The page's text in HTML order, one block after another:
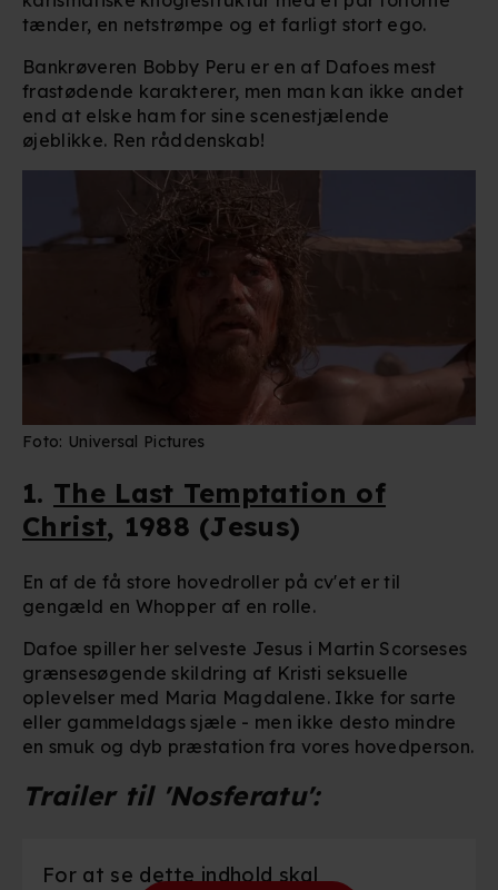
indstillinger fra vores "Cookiedeklaration". Dine valg
Vi bruger egne cookies og cookies fra tredjeparter til at
optimere dit besøg på vores hjemmeside. Det gør vi for
at sikre funktionalitet, generere statistik, huske dine
præferencer og til markedsføring.
Når vi anvender cookies, behandler vi kortvarigt din IP-
adresse. IP-adressen kan blive delt med vores
Du kan læse mere om vores brug af cookies og
behandling af dine personoplysninger i både vores
cookiepolitik
tænder, en netstrømpe og et farligt stort ego.
Bankrøveren Bobby Peru er en af Dafoes mest
frastødende karakterer, men man kan ikke andet
end at elske ham for sine scenestjælende
øjeblikke. Ren råddenskab!
Foto: Universal Pictures
1. The Last Temptation of
Christ, 1988 (Jesus)
En af de få store hovedroller på cv'et er til
gengæld en Whopper af en rolle.
Dafoe spiller her selveste Jesus i Martin Scorseses
grænsesøgende skildring af Kristi seksuelle
oplevelser med Maria Magdalene. Ikke for sarte
eller gammeldags sjæle - men ikke desto mindre
en smuk og dyb præstation fra vores hovedperson.
Trailer til 'Nosferatu':
For at se dette indhold skal